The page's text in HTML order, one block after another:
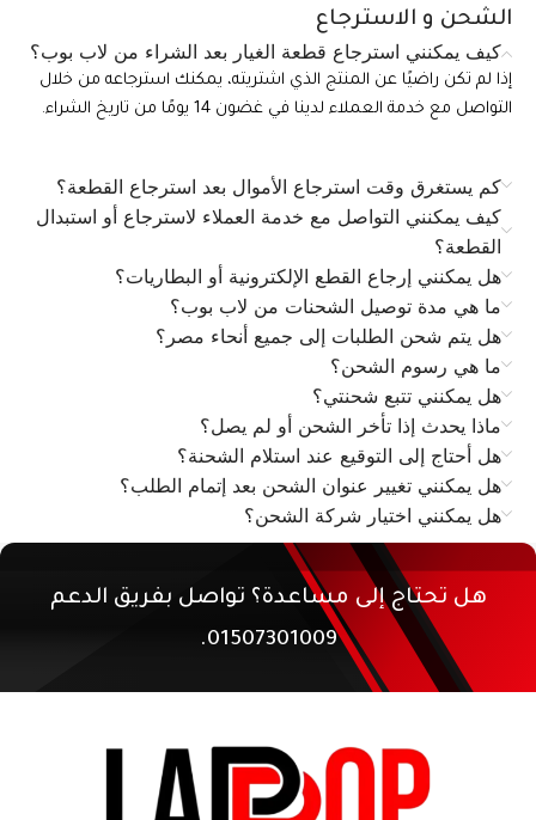
الشحن و الاسترجاع
كيف يمكنني استرجاع قطعة الغيار بعد الشراء من لاب بوب؟
إذا لم تكن راضيًا عن المنتج الذي اشتريته، يمكنك استرجاعه من خلال
التواصل مع خدمة العملاء لدينا في غضون 14 يومًا من تاريخ الشراء.
كم يستغرق وقت استرجاع الأموال بعد استرجاع القطعة؟
كيف يمكنني التواصل مع خدمة العملاء لاسترجاع أو استبدال
القطعة؟
هل يمكنني إرجاع القطع الإلكترونية أو البطاريات؟
ما هي مدة توصيل الشحنات من لاب بوب؟
هل يتم شحن الطلبات إلى جميع أنحاء مصر؟
ما هي رسوم الشحن؟
هل يمكنني تتبع شحنتي؟
ماذا يحدث إذا تأخر الشحن أو لم يصل؟
هل أحتاج إلى التوقيع عند استلام الشحنة؟
هل يمكنني تغيير عنوان الشحن بعد إتمام الطلب؟
هل يمكنني اختيار شركة الشحن؟
هل تحتاج إلى مساعدة؟ تواصل بفريق الدعم
01507301009.